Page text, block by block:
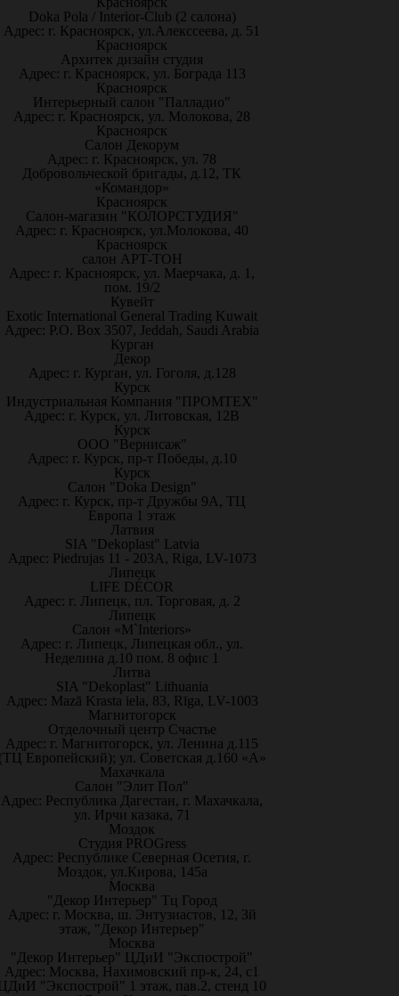
Doka Pola / Interior-Club (2 салона)
Адрес: г. Красноярск, ул.Алекссеева, д. 51
Красноярск
Архитек дизайн студия
Адрес: г. Красноярск, ул. Бограда 113
Красноярск
Интерьерный салон "Палладио"
Адрес: г. Красноярск, ул. Молокова, 28
Красноярск
Салон Декорум
Адрес: г. Красноярск, ул. 78
Добровольческой бригады, д.12, ТК
«Командор»
Красноярск
Салон-магазин "КОЛОРСТУДИЯ"
Адрес: г. Красноярск, ул.Молокова, 40
Красноярск
салон АРТ-ТОН
Адрес: г. Красноярск, ул. Маерчака, д. 1,
пом. 19/2
Кувейт
Exotic International General Trading Kuwait
Адрес: P.O. Box 3507, Jeddah, Saudi Arabia
Курган
Декор
Адрес: г. Курган, ул. Гоголя, д.128
Курск
Индустриальная Компания "ПРОМТЕХ"
Адрес: г. Курск, ул. Литовская, 12В
Курск
ООО "Вернисаж"
Адрес: г. Курск, пр-т Победы, д.10
Курск
Салон "Doka Design"
Адрес: г. Курск, пр-т Дружбы 9А, ТЦ
Европа 1 этаж
Латвия
SIA "Dekoplast" Latvia
Адрес: Piedrujas 11 - 203A, Riga, LV-1073
Липецк
LIFE DÉCOR
Адрес: г. Липецк, пл. Торговая, д. 2
Липецк
Салон «M`Interiors»
Адрес: г. Липецк, Липецкая обл., ул.
Неделина д.10 пом. 8 офис 1
Литва
SIA "Dekoplast" Lithuania
Адрес: Mazā Krasta iela, 83, Rīga, LV-1003
Магнитогорск
Отделочный центр Счастье
Адрес: г. Магнитогорск, ул. Ленина д.115
Европейский); ул. Советская д.160 «А»
Махачкала
Салон "Элит Пол"
Адрес: Республика Дагестан, г. Махачкала,
ул. Ирчи казака, 71
Моздок
Студия PROGress
Адрес: Республике Северная Осетия, г.
Моздок, ул.Кирова, 145а
Москва
"Декор Интерьер" Тц Город
Адрес: г. Москва, ш. Энтузиастов, 12, 3й
этаж, "Декор Интерьер"
Москва
"Декор Интерьер" ЦДиИ "Экспострой"
Адрес: Москва, Нахимовский пр-к, 24, с1
"Экспострой" 1 этаж, пав.2, стенд 10